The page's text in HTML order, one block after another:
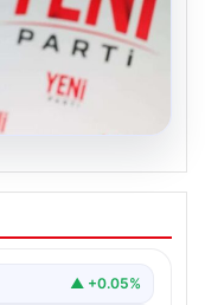
İlksen
önemli bir
▲ +0.05%